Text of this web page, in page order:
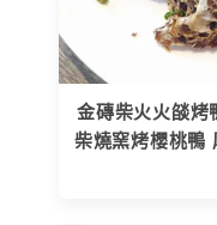
金磚柴火火燄烤
柴燒窯烤櫻桃鴨